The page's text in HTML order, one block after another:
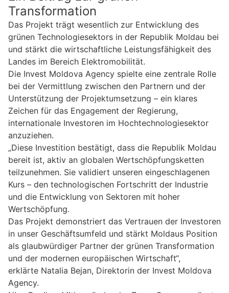
Transformation
Das Projekt trägt wesentlich zur Entwicklung des
grünen Technologiesektors in der Republik Moldau bei
und stärkt die wirtschaftliche Leistungsfähigkeit des
Landes im Bereich Elektromobilität.
Die Invest Moldova Agency spielte eine zentrale Rolle
bei der Vermittlung zwischen den Partnern und der
Unterstützung der Projektumsetzung – ein klares
Zeichen für das Engagement der Regierung,
internationale Investoren im Hochtechnologiesektor
anzuziehen.
„Diese Investition bestätigt, dass die Republik Moldau
bereit ist, aktiv an globalen Wertschöpfungsketten
teilzunehmen. Sie validiert unseren eingeschlagenen
Kurs – den technologischen Fortschritt der Industrie
und die Entwicklung von Sektoren mit hoher
Wertschöpfung.
Das Projekt demonstriert das Vertrauen der Investoren
in unser Geschäftsumfeld und stärkt Moldaus Position
als glaubwürdiger Partner der grünen Transformation
und der modernen europäischen Wirtschaft“,
erklärte Natalia Bejan, Direktorin der Invest Moldova
Agency.